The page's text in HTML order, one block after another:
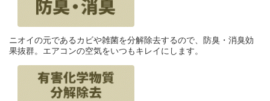
ニオイの元であるカビや雑菌を分解除去するので、防臭・消臭効
果抜群。エアコンの空気をいつもキレイにします。